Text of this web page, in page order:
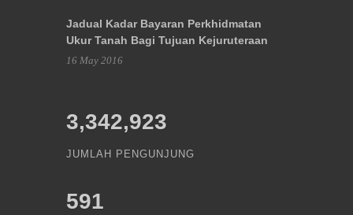
Jadual Kadar Bayaran Perkhidmatan
Ukur Tanah Bagi Tujuan Kejuruteraan
16 May 2016
3,342,923
JUMLAH PENGUNJUNG
591